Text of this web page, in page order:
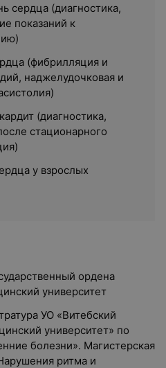
сердца (диагностика,
показаний к
(фибрилляция и
наджелудочковая и
(диагностика,
стационарного
у взрослых
ордена
университет
УО «Витебский
университет» по
болезни». Магистерская
ритма и